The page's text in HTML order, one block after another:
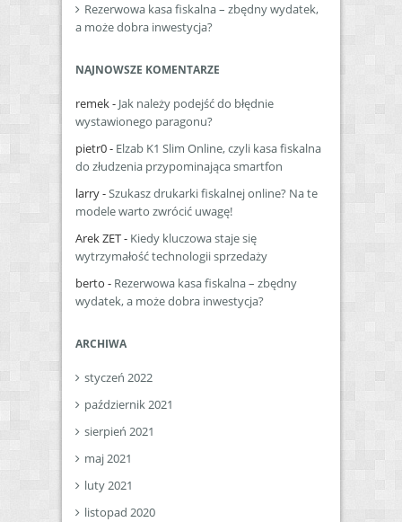
Rezerwowa kasa fiskalna – zbędny wydatek,
a może dobra inwestycja?
NAJNOWSZE KOMENTARZE
remek- Jak należy podejść do błędnie
wystawionego paragonu?
pietr0- Elzab K1 Slim Online, czyli kasa fiskalna
do złudzenia przypominająca smartfon
larry-Szukasz drukarki fiskalnej online? Na te
modele warto zwrócić uwagę!
Arek ZET- Kiedy kluczowa staje się
wytrzymałość technologii sprzedaży
berto - Rezerwowa kasa fiskalna – zbędny
wydatek, a może dobra inwestycja?
ARCHIWA
styczeń 2022
październik 2021
sierpień 2021
maj 2021
luty 2021
listopad 2020